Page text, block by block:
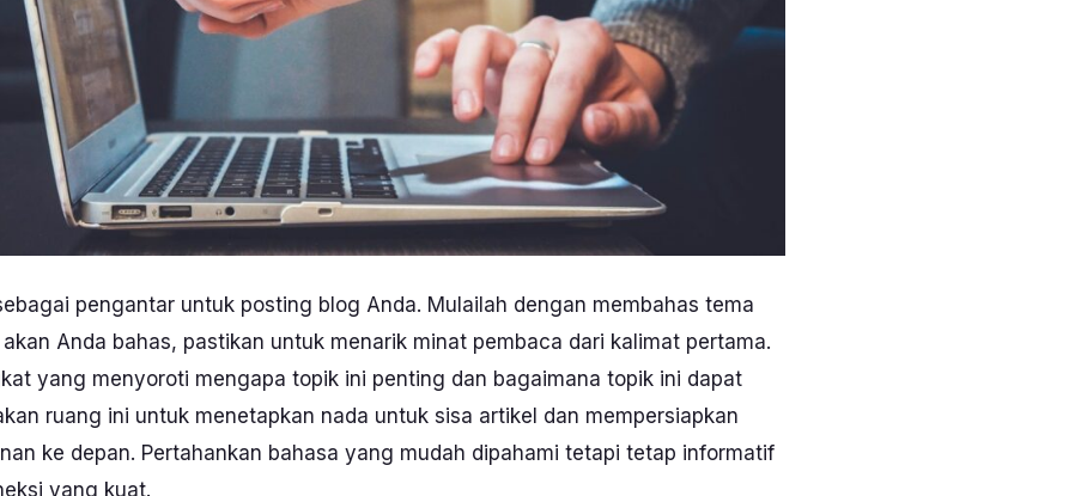
pengantar untuk posting blog Anda. Mulailah dengan membahas tema
Anda bahas, pastikan untuk menarik minat pembaca dari kalimat pertama.
yang menyoroti mengapa topik ini penting dan bagaimana topik ini dapat
ruang ini untuk menetapkan nada untuk sisa artikel dan mempersiapkan
ke depan. Pertahankan bahasa yang mudah dipahami tetapi tetap informatif
yang kuat.